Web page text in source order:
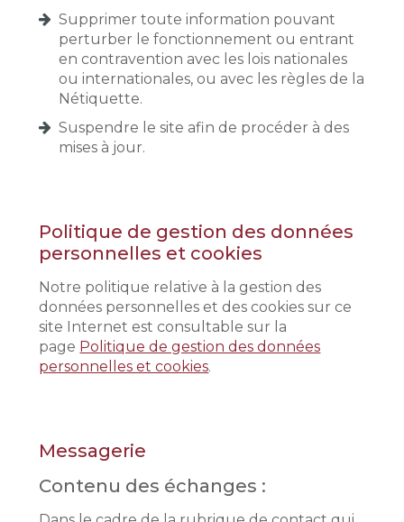
Supprimer toute information pouvant
perturber le fonctionnement ou entrant
en contravention avec les lois nationales
ou internationales, ou avec les règles de la
Nétiquette.
Suspendre le site afin de procéder à des
mises à jour.
Politique de gestion des données
personnelles et cookies
Notre politique relative à la gestion des
données personnelles et des cookies sur ce
site Internet est consultable sur la
page Politique de gestion des données
personnelles et cookies.
Messagerie
Contenu des échanges :